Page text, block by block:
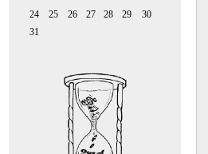
24
25 26 27 28 29
30
31